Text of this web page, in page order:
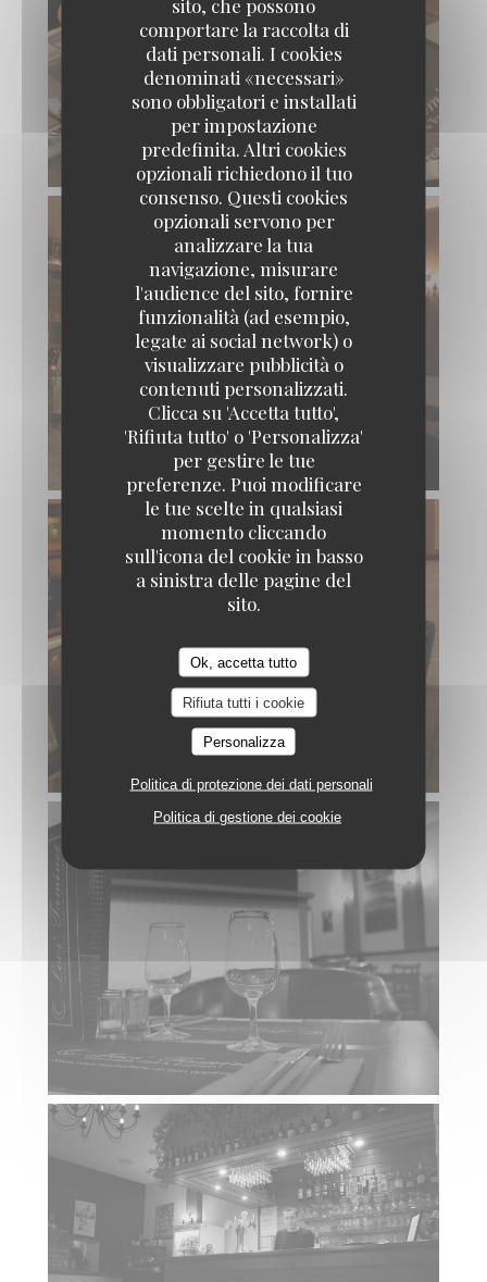
sito, che possono
comportare la raccolta di
dati personali. I cookies
denominati «necessari»
sono obbligatori e installati
per impostazione
predefinita. Altri cookies
opzionali richiedono il tuo
consenso. Questi cookies
opzionali servono per
analizzare la tua
navigazione, misurare
l'audience del sito, fornire
funzionalità (ad esempio,
legate ai social network) o
visualizzare pubblicità o
contenuti personalizzati.
Clicca su 'Accetta tutto',
'Rifiuta tutto' o 'Personalizza'
per gestire le tue
preferenze. Puoi modificare
le tue scelte in qualsiasi
momento cliccando
sull'icona del cookie in basso
a sinistra delle pagine del
sito.
Ok, accetta tutto
Rifiuta tutti i cookie
Personalizza
Politica di protezione dei dati personali
Politica di gestione dei cookie
Loos'Taminet